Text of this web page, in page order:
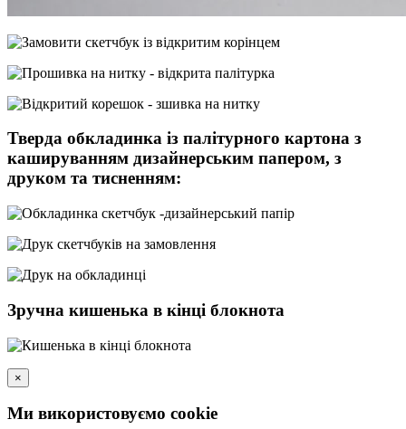
Тверда обкладинка із палітурного картона з
кашируванням дизайнерським папером, з
друком та тисненням:
Зручна кишенька в кінці блокнота
×
Ми використовуємо cookie